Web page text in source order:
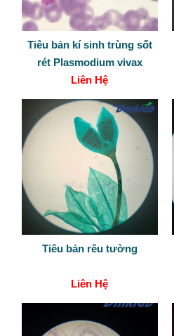
Tiêu bản kí sinh trùng sốt
rét Plasmodium vivax
Liên Hệ
Tiêu bản rêu tường
Liên Hệ